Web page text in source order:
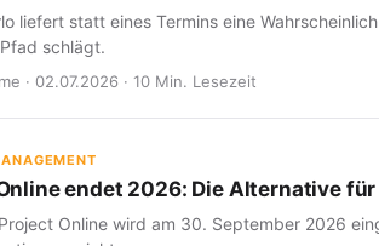
liefert statt eines Termins eine
schlägt.
· 02.07.2026 · 10 Min. Lesezeit
endet 2026: Die Alternative
Online wird am 30. September 2026